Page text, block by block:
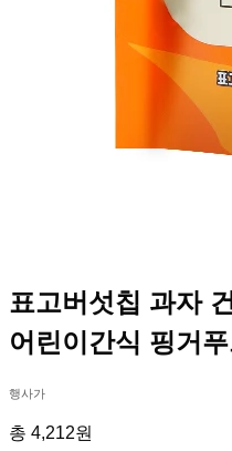
표고버섯칩 과자
어린이간식 핑거
행사가
총 4,212원